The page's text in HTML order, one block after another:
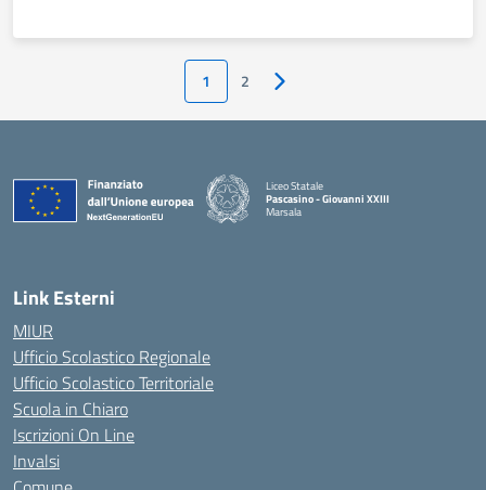
1 2 Pagina successiva
Liceo Statale
Pascasino - Giovanni XXIII
Marsala
Link Esterni
MIUR
Ufficio Scolastico Regionale
Ufficio Scolastico Territoriale
Scuola in Chiaro
Iscrizioni On Line
Invalsi